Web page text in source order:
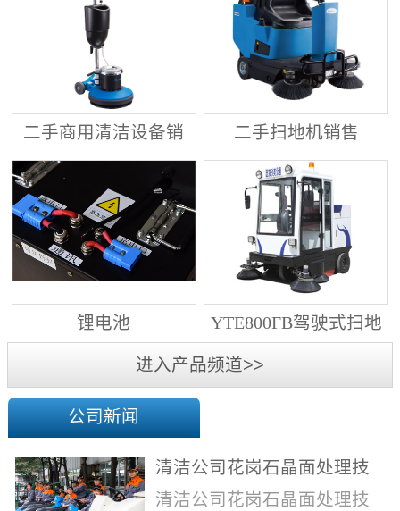
二手商用清洁设备销
二手扫地机销售
锂电池
YTE800FB驾驶式扫地
进入产品频道>>
公司新闻
清洁公司花岗石晶面处理技
术方案
清洁公司花岗石晶面处理技